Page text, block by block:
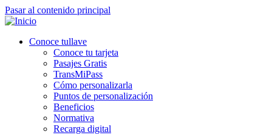
Pasar al contenido principal
Navegación
principal
Conoce tullave
Conoce tu tarjeta
Pasajes Gratis
TransMiPass
Cómo personalizarla
Puntos de personalización
Beneficios
Normativa
Recarga digital